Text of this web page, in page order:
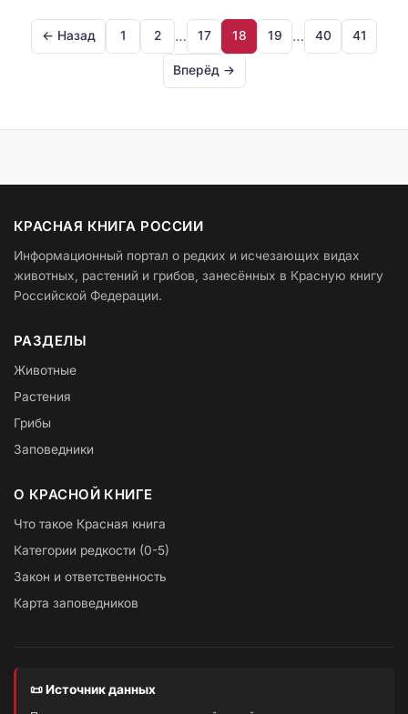
← Назад 1 2 … 17 18 19 … 40 41
Вперёд →
КРАСНАЯ КНИГА РОССИИ
Информационный портал о редких и исчезающих видах
животных, растений и грибов, занесённых в Красную книгу
Российской Федерации.
РАЗДЕЛЫ
Животные
Растения
Грибы
Заповедники
О КРАСНОЙ КНИГЕ
Что такое Красная книга
Категории редкости (0-5)
Закон и ответственность
Карта заповедников
📜 Источник данных